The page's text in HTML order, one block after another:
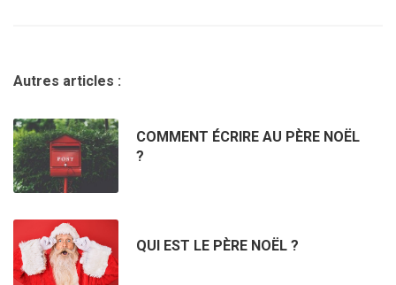
Autres articles :
COMMENT ÉCRIRE AU PÈRE NOËL
?
QUI EST LE PÈRE NOËL ?